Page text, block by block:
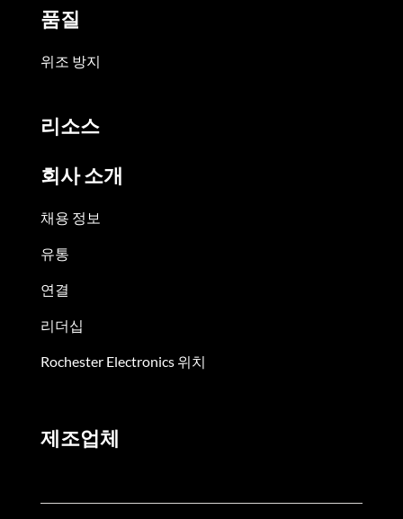
품질
위조 방지
리소스
회사 소개
채용 정보
유통
연결
리더십
Rochester Electronics 위치
제조업체